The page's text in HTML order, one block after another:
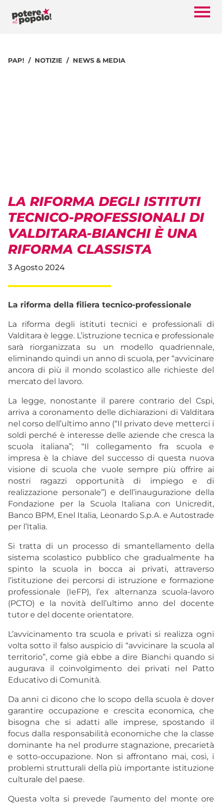
PAP! NOTIZIE NEWS & MEDIA
LA RIFORMA DEGLI ISTITUTI
TECNICO-PROFESSIONALI DI
VALDITARA-BIANCHI È UNA
RIFORMA CLASSISTA
3 Agosto 2024
La riforma della filiera tecnico-professionale
La riforma degli istituti tecnici e professionali di
Valditara è legge. L’istruzione tecnica e professionale
sarà riorganizzata su un modello quadriennale,
eliminando quindi un anno di scuola, per “avvicinare
ancora di più il mondo scolastico alle richieste del
mercato del lavoro.
La legge, nonostante il parere contrario del Cspi,
arriva a coronamento delle dichiarazioni di Valditara
nel corso dell’ultimo anno (“Il privato deve metterci i
soldi perché è interesse delle aziende che cresca la
scuola italiana”; “Il collegamento fra scuola e
impresa è la chiave del successo di questa nuova
visione di scuola che vuole sempre più offrire ai
nostri ragazzi opportunità di impiego e di
realizzazione personale”) e dell’inaugurazione della
Fondazione per la Scuola Italiana con Unicredit,
Banco BPM, Enel Italia, Leonardo S.p.A. e Autostrade
per l’Italia.
Si tratta di un processo di smantellamento della
sistema scolastico pubblico che gradualmente ha
spinto la scuola in bocca ai privati, attraverso
l’istituzione dei percorsi di istruzione e formazione
professionale (IeFP), l’ex alternanza scuola-lavoro
(PCTO) e la novità dell’ultimo anno del docente
tutor e del docente orientatore.
L’avvicinamento tra scuola e privati si realizza ogni
volta sotto il falso auspicio di “avvicinare la scuola al
territorio”, come già ebbe a dire Bianchi quando si
augurava il coinvolgimento dei privati nel Patto
Educativo di Comunità.
Da anni ci dicono che lo scopo della scuola è dover
garantire occupazione e crescita economica, che
bisogna che si adatti alle imprese, spostando il
focus dalla responsabilità economiche che la classe
dominante ha nel produrre stagnazione, precarietà
e sotto-occupazione. Non si affrontano mai, così, i
problemi strutturali della più importante istituzione
culturale del paese.
Questa volta si prevede l’aumento del monte ore